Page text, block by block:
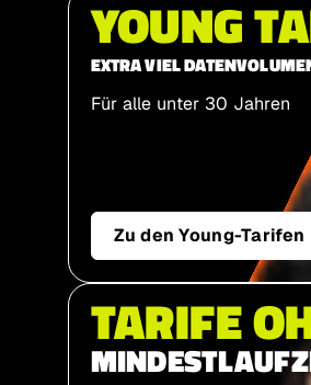
YOUNG
EXTRA VIEL
Für alle unter 30 Jahren
Zu den Young-Tarifen
TARIFE